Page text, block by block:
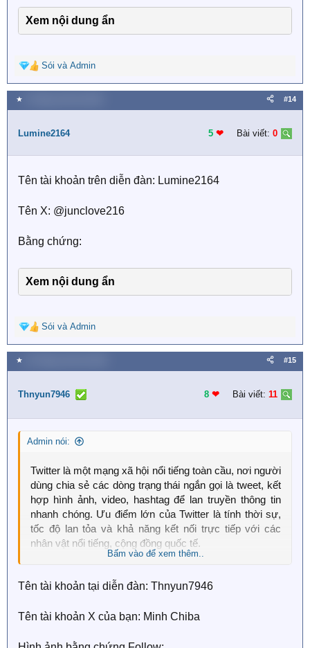
Xem nội dung ẩn
R
e
a
c
i
n
Sói và Admin
★ #14
Lumine2164 5 ❤︎ Bài viết: 0
Tên tài khoản trên diễn đàn: Lumine2164
Tên X: @junclove216
Bằng chứng:
Xem nội dung ẩn
R
e
a
c
i
n
s
Sói và Admin
★ #15
Thnyun7946 8 ❤︎ Bài viết: 11
Admin nói:
Twitter là một mạng xã hội nổi tiếng toàn cầu, nơi người
dùng chia sẻ các dòng trạng thái ngắn gọi là tweet, kết
hợp hình ảnh, video, hashtag để lan truyền thông tin
nhanh chóng. Ưu điểm lớn của Twitter là tính thời sự,
tốc độ lan tỏa và khả năng kết nối trực tiếp với các
nhân vật nổi tiếng, cộng đồng quốc tế.
Facebook hay TikTok, nhưng giới trẻ, đặc biệt là học
anime, game, công nghệ, crypto.. Lại sử dụng khá
Bấm vào để xem thêm..
Tên tài khoản tại diễn đàn: Thnyun7946
Tên tài khoản X của bạn: Minh Chiba